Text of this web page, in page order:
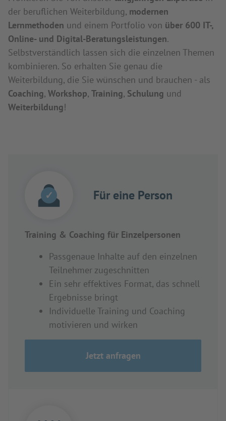
der beruflichen Weiterbildung, modernen
Lernmethoden und einem Portfolio von über 600 IT-,
Online- und Digital-Beratungsleistungen.
Selbstverständlich lassen sich die einzelnen Themen
kombinieren. So erhalten Sie genau die
Weiterbildung, die Sie wünschen und brauchen - als
Coaching, Workshop, Training, Schulung und
Weiterbildung!
✓ Für eine Person
Training & Coaching für Einzelpersonen
Passgenaue Inhalte auf den einzelnen
Teilnehmer zugeschnitten
Ein sehr effektives Format, das schnell
Ergebnisse bringt
Individuelle Training und Coaching
motivieren und wirken
Jetzt anfragen